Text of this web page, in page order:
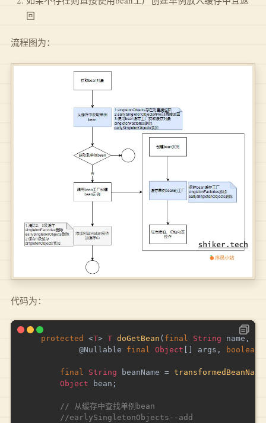
回
流程图为：
代码为：
protected <T> T doGetBean ( final String name ,
@Nullable
final Object args , boolean
final String beanName = transformedBeanName
Object bean ;
// 从缓存中查找单例bean
//earlySingletonObjects--add